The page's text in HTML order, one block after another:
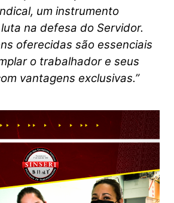
um instrumento
na defesa do Servidor.
oferecidas são essenciais
o trabalhador e seus
vantagens exclusivas.”